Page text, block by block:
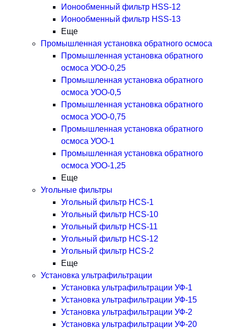
Ионообменный фильтр HSS-12
Ионообменный фильтр HSS-13
Еще
Промышленная установка обратного осмоса
Промышленная установка обратного
осмоса УОО-0,25
Промышленная установка обратного
осмоса УОО-0,5
Промышленная установка обратного
осмоса УОО-0,75
Промышленная установка обратного
осмоса УОО-1
Промышленная установка обратного
осмоса УОО-1,25
Еще
Угольные фильтры
Угольный фильтр HСS-1
Угольный фильтр HСS-10
Угольный фильтр HСS-11
Угольный фильтр HСS-12
Угольный фильтр HСS-2
Еще
Установка ультрафильтрации
Установка ультрафильтрации УФ-1
Установка ультрафильтрации УФ-15
Установка ультрафильтрации УФ-2
Установка ультрафильтрации УФ-20